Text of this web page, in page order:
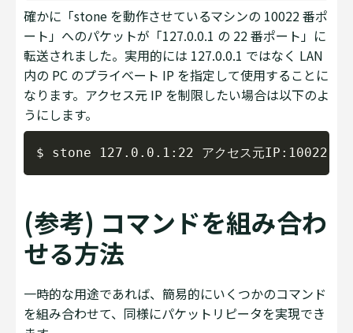
確かに「stone を動作させているマシンの 10022 番ポ
ート」へのパケットが「127.0.0.1 の 22 番ポート」に
転送されました。実用的には 127.0.0.1 ではなく LAN
内の PC のプライベート IP を指定して使用することに
なります。アクセス元 IP を制限したい場合は以下のよ
うにします。
(参考) コマンドを組み合わ
せる方法
一時的な用途であれば、簡易的にいくつかのコマンド
を組み合わせて、同様にパケットリピータを実現でき